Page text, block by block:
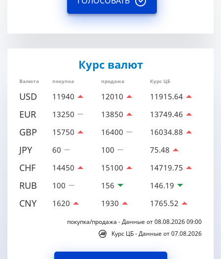
Курс валют
Валюта покупка продажа Курс ЦБ
USD 11940 12010 11915.64
EUR 13250 13850 13749.46
GBP 15750 16400 16034.88
JPY 60 100 75.48
CHF 14450 15100 14719.75
RUB 100 156 146.19
CNY 1620 1930 1765.52
покупка/продажа - Данные от 08.08.2026 09:00
Курс ЦБ - Данные от 07.08.2026